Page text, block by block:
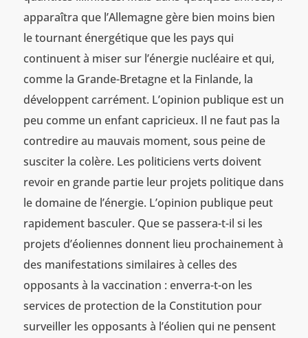
apparaîtra que l’Allemagne gère bien moins bien
le tournant énergétique que les pays qui
continuent à miser sur l’énergie nucléaire et qui,
comme la Grande-Bretagne et la Finlande, la
développent carrément. L’opinion publique est un
peu comme un enfant capricieux. Il ne faut pas la
contredire au mauvais moment, sous peine de
susciter la colère. Les politiciens verts doivent
revoir en grande partie leur projets politique dans
le domaine de l’énergie. L’opinion publique peut
rapidement basculer. Que se passera-t-il si les
projets d’éoliennes donnent lieu prochainement à
des manifestations similaires à celles des
opposants à la vaccination : enverra-t-on les
services de protection de la Constitution pour
surveiller les opposants à l’éolien qui ne pensent